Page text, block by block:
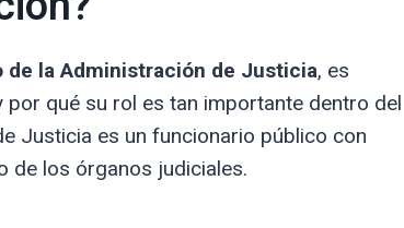
de la Administración de Justicia, es
qué su rol es tan importante dentro del
Justicia es un funcionario público con
de los órganos judiciales.